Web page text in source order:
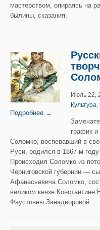
мастерством, опираясь на
былины, сказания.
Подробнее →
Июль 22,
Культура,
график и
Соломко, воспевавший в
Руси, родился в 1867-м
Происходил Соломко из
Черниговской губернии —
Афанасьевича Соломко,
великом князе Константине
Фаустовны Занадворовой.